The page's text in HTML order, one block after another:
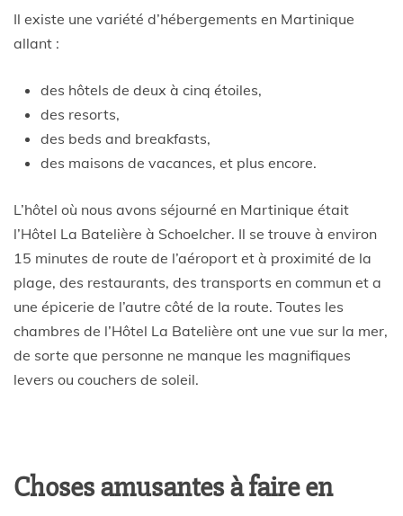
Il existe une variété d’hébergements en Martinique
allant :
des hôtels de deux à cinq étoiles,
des resorts,
des beds and breakfasts,
des maisons de vacances, et plus encore.
L’hôtel où nous avons séjourné en Martinique était
l’Hôtel La Batelière à Schoelcher. Il se trouve à environ
15 minutes de route de l’aéroport et à proximité de la
plage, des restaurants, des transports en commun et a
une épicerie de l’autre côté de la route. Toutes les
chambres de l’Hôtel La Batelière ont une vue sur la mer,
de sorte que personne ne manque les magnifiques
levers ou couchers de soleil.
Choses amusantes à faire en